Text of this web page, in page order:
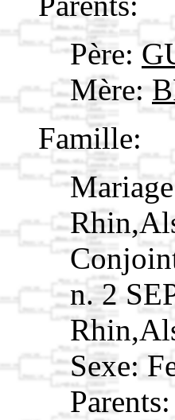
Père:
Mère:
Famille:
n. 2
Sexe:
Parents: